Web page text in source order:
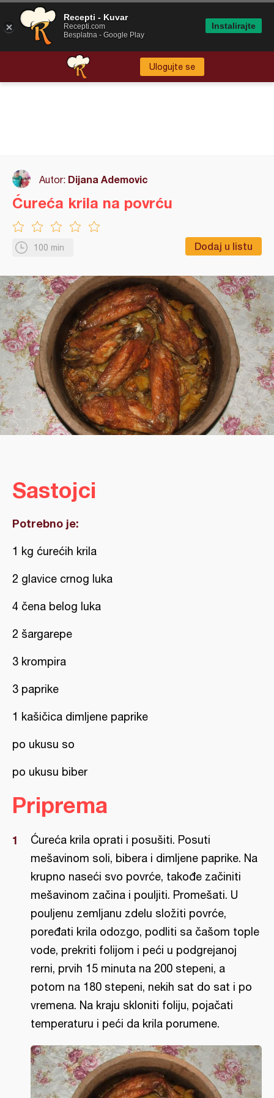
Ulogujte se
Autor: Dijana Ademovic
100 min Dodaj u listu
Ćureća krila na povrću
Sastojci
Potrebno je:
1 kg ćurećih krila
2 glavice crnog luka
4 čena belog luka
2 šargarepe
3 krompira
3 paprike
1 kašičica dimljene paprike
po ukusu so
po ukusu biber
Priprema
Ćureća krila oprati i posušiti. Posuti
mešavinom soli, bibera i dimljene paprike. Na
krupno naseći svo povrće, takođe začiniti
mešavinom začina i pouljiti. Promešati. U
pouljenu zemljanu zdelu složiti povrće,
poređati krila odozgo, podliti sa čašom tople
vode, prekriti folijom i peći u podgrejanoj
rerni, prvih 15 minuta na 200 stepeni, a
potom na 180 stepeni, nekih sat do sat i po
vremena. Na kraju skloniti foliju, pojačati
temperaturu i peći da krila porumene.
Recepti - Kuvar
Recepti.com
Besplatna - Google Play
Instalirajte